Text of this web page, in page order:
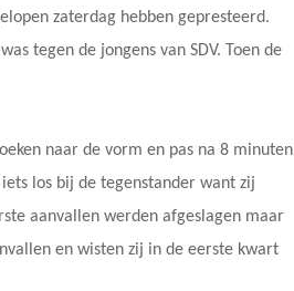
zaterdag hebben gepresteerd.
tegen de jongens van SDV. Toen de
naar de vorm en pas na 8 minuten
los bij de tegenstander want zij
aanvallen werden afgeslagen maar
en wisten zij in de eerste kwart